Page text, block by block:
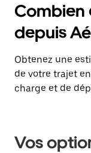
Combien
depuis
Obtenez une
de votre trajet
charge et de
Vos